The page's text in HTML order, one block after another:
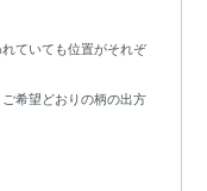
ていても位置がそれぞ
希望どおりの柄の出方